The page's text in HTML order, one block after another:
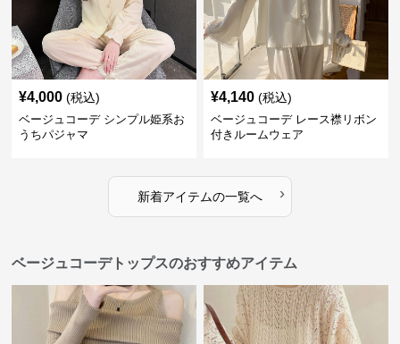
¥4,000 (税込)
ベージュコーデ シンプル姫系お
うちパジャマ
¥4,140 (税込)
ベージュコーデ レース襟リボン
付きルームウェア
新着アイテムの一覧へ ›
ベージュコーデトップスのおすすめアイテム